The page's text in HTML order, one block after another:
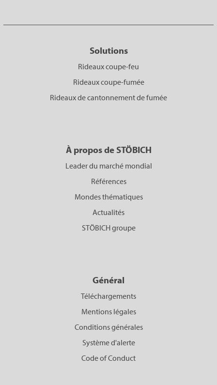
Solutions
Rideaux coupe-feu
Rideaux coupe-fumée
Rideaux de cantonnement de fumée
À propos de STÖBICH
Leader du marché mondial
Références
Mondes thématiques
Actualités
STÖBICH groupe
Général
Téléchargements
Mentions légales
Conditions générales
Système d'alerte
Code of Conduct